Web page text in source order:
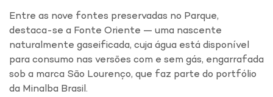
Entre as nove fontes preservadas no Parque,
destaca-se a Fonte Oriente — uma nascente
naturalmente gaseificada, cuja água está disponível
para consumo nas versões com e sem gás, engarrafada
sob a marca São Lourenço, que faz parte do portfólio
da Minalba Brasil.